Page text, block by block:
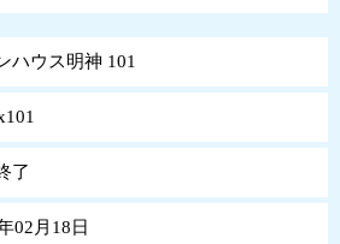
ハウス明神 101
了
02月18日